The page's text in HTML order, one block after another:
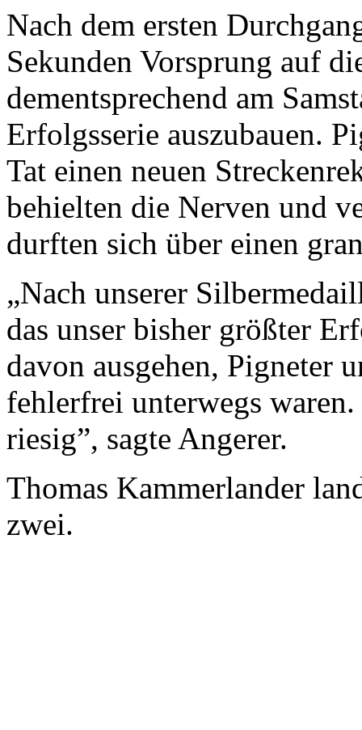
Nach dem ersten
Sekunden Vorsprung auf
dementsprechend am
Erfolgsserie auszubauen.
Tat einen neuen
behielten die Nerven und
durften sich über einen
„Nach unserer
das unser bisher größter
davon ausgehen, Pigneter
fehlerfrei unterwegs
riesig”, sagte Angerer.
Thomas Kammerlander
zwei.